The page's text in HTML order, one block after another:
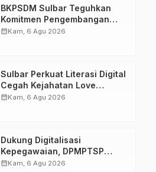
BKPSDM Sulbar Teguhkan
Komitmen Pengembangan
Kompetensi ASN melalui
calendar_monthKam, 6 Agu 2026
Sulbar Perkuat Literasi Digital
Cegah Kejahatan Love
Scamming
calendar_monthKam, 6 Agu 2026
Dukung Digitalisasi
Kepegawaian, DPMPTSP
Sulbar Siap Terapkan Aplikasi
calendar_monthKam, 6 Agu 2026